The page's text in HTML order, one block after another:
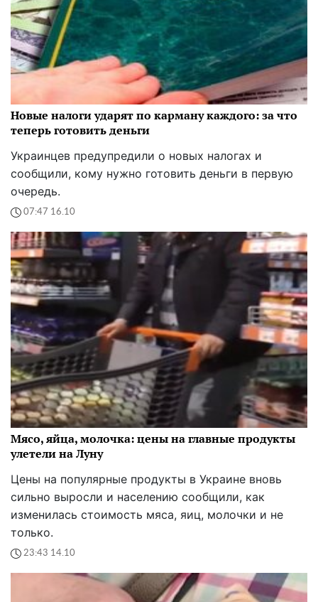
Новые налоги ударят по карману каждого: за что
теперь готовить деньги
Украинцев предупредили о новых налогах и
сообщили, кому нужно готовить деньги в первую
очередь.
07:47 16.10
Мясо, яйца, молочка: цены на главные продукты
улетели на Луну
Цены на популярные продукты в Украине вновь
сильно выросли и населению сообщили, как
изменилась стоимость мяса, яиц, молочки и не
только.
23:43 14.10